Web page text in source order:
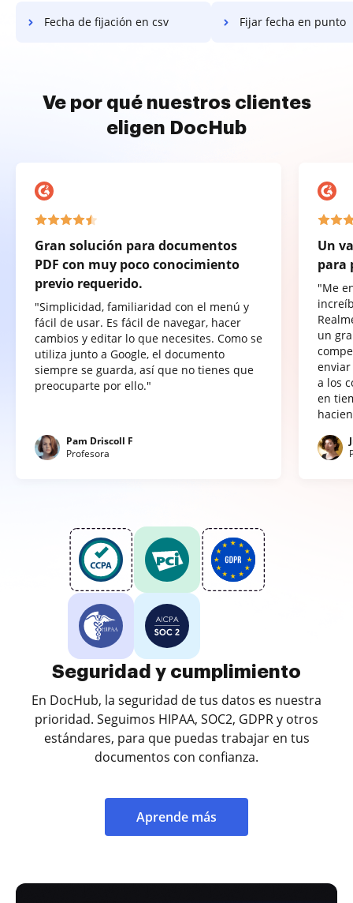
Fecha de fijación en csv Fijar fecha en punto
Ve por qué nuestros clientes
eligen DocHub
Gran solución para documentos
PDF con muy poco conocimiento
previo requerido.
"Simplicidad, familiaridad con el menú y
fácil de usar. Es fácil de navegar, hacer
cambios y editar lo que necesites. Como se
utiliza junto a Google, el documento
siempre se guarda, así que no tienes que
preocuparte por ello."
Pam Driscoll F
Profesora
Un
para
"Me
un
a los
en
Seguridad y cumplimiento
En DocHub, la seguridad de tus datos es nuestra
prioridad. Seguimos HIPAA, SOC2, GDPR y otros
estándares, para que puedas trabajar en tus
documentos con confianza.
Aprende más